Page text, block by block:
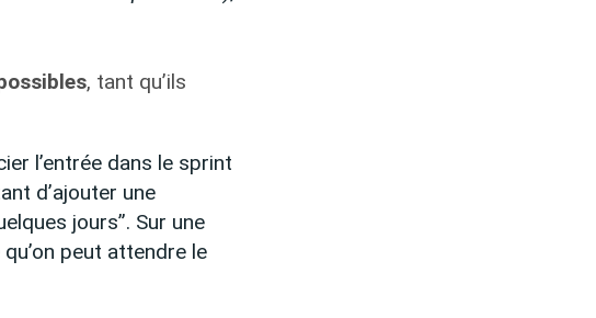
, tant qu’ils
l’entrée dans le sprint
d’ajouter une
jours”. Sur une
peut attendre le